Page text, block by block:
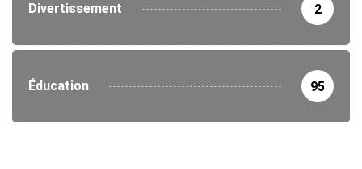
Divertissement 2
Éducation 95